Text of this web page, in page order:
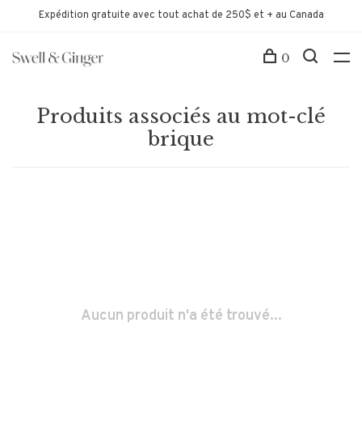
Expédition gratuite avec tout achat de 250$ et + au Canada
0
Produits associés au mot-clé
brique
Aucun produit n'a été trouvé...